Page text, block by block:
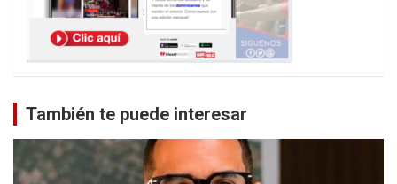
También te puede interesar